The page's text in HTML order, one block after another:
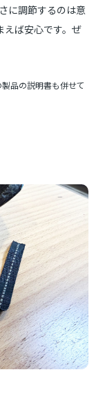
に調節するのは意
えば安心です。ぜ
品の説明書も併せて